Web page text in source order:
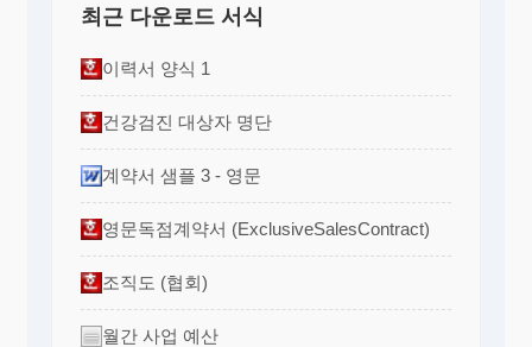
최근 다운로드 서식
이력서 양식 1
건강검진 대상자 명단
계약서 샘플 3 - 영문
영문독점계약서 (ExclusiveSalesContract)
조직도 (협회)
월간 사업 예산